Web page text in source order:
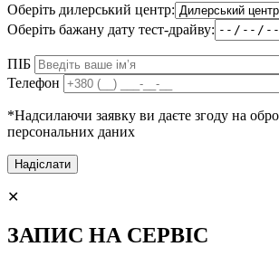
Оберіть дилерський центр:
Оберіть бажану дату тест-драйву:
ПІБ
Телефон
*Надсилаючи заявку ви даєте згоду на
персональних даних
✕
ЗАПИС НА СЕРВІС